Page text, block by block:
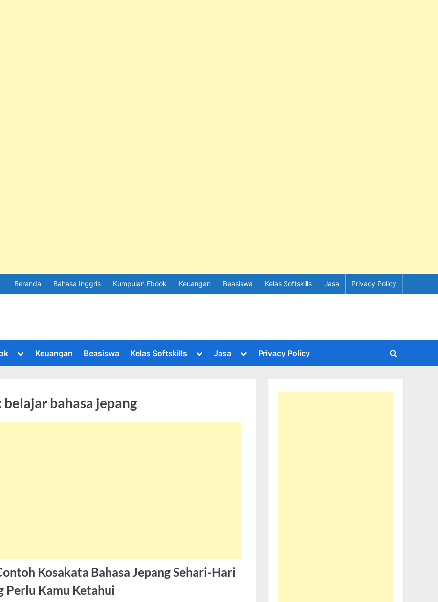
Beranda Bahasa Inggris Kumpulan Ebook Keuangan Beasiswa Kelas Softskills Jasa Privacy Policy
Toggle
menu
Keuangan Beasiswa Kelas Softskills
Toggle
menu
Jasa
Toggle
menu
Privacy Policy
Toggle
belajar bahasa jepang
Kosakata Bahasa Jepang Sehari-Hari
Perlu Kamu Ketahui